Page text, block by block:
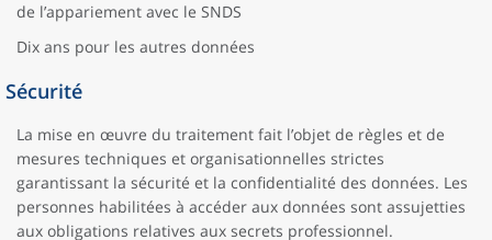
de l’appariement avec le SNDS
Dix ans pour les autres données
Sécurité
La mise en œuvre du traitement fait l’objet de règles et de
mesures techniques et organisationnelles strictes
garantissant la sécurité et la confidentialité des données. Les
personnes habilitées à accéder aux données sont assujetties
aux obligations relatives aux secrets professionnel.